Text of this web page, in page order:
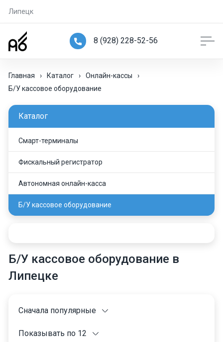
Липецк
8 (928) 228-52-56
Главная › Каталог › Онлайн-кассы
›
Б/У кассовое оборудование
Каталог
Смарт-терминалы
Фискальный регистратор
Автономная онлайн-касса
Б/У кассовое оборудование
Б/У кассовое оборудование в
Липецке
Сначала популярные
Показывать по 12